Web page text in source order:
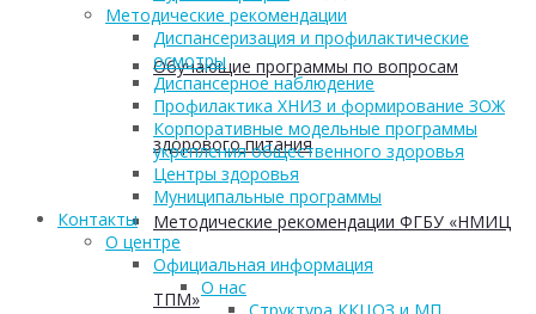
Обучающие программы по вопросам
здорового питания
Методические рекомендации ФГБУ «НМИЦ
ТПМ»
Методические рекомендации
Диспансеризация и профилактические
осмотры
Диспансерное наблюдение
Профилактика ХНИЗ и формирование ЗОЖ
Корпоративные модельные программы
укрепления общественного здоровья
Центры здоровья
Муниципальные программы
Контакты
О центре
Официальная информация
О нас